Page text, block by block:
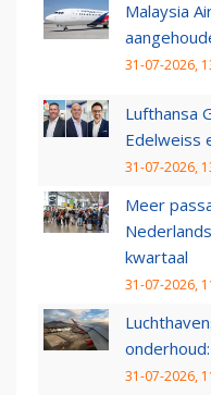
Malaysia
31-07-2026,
Lufthansa
Edelweiss
31-07-2026,
Meer
kwartaal
31-07-2026,
31-07-2026,